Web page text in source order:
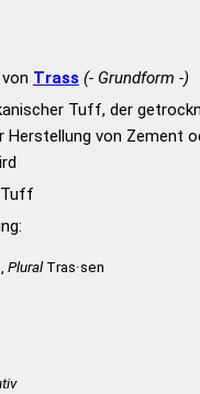
Trass (- Grundform -)
Tuff, der
Herstellung von Zement
Tuff
PluralTras·sen